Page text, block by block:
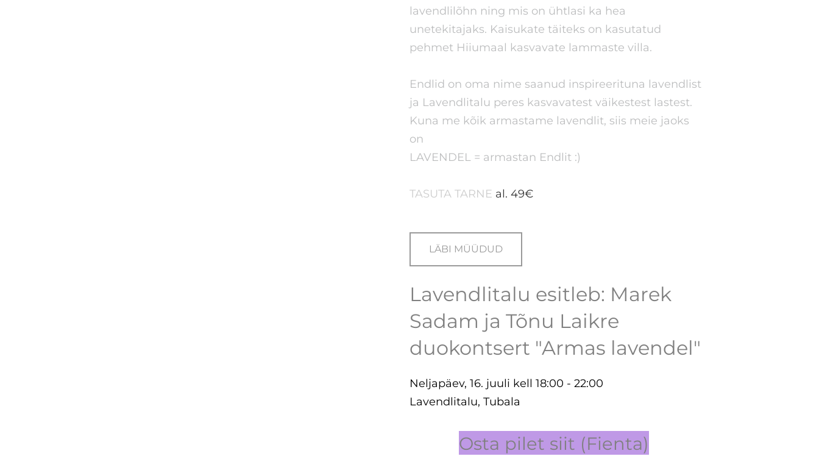
lavendlilõhn ning mis on ühtlasi ka hea
unetekitajaks. Kaisukate täiteks on kasutatud
pehmet Hiiumaal kasvavate lammaste villa.
Endlid on oma nime saanud inspireerituna lavendlist
ja Lavendlitalu peres kasvavatest väikestest lastest.
Kuna me kõik armastame lavendlit, siis meie jaoks
on
LAVENDEL = armastan Endlit :)
TASUTA TARNE al. 49€
LÄBI MÜÜDUD
Lavendlitalu esitleb: Marek
Sadam ja Tõnu Laikre
duokontsert "Armas lavendel"
Neljapäev, 16. juuli kell 18:00 - 22:00
Lavendlitalu, Tubala
Osta pilet siit (Fienta)